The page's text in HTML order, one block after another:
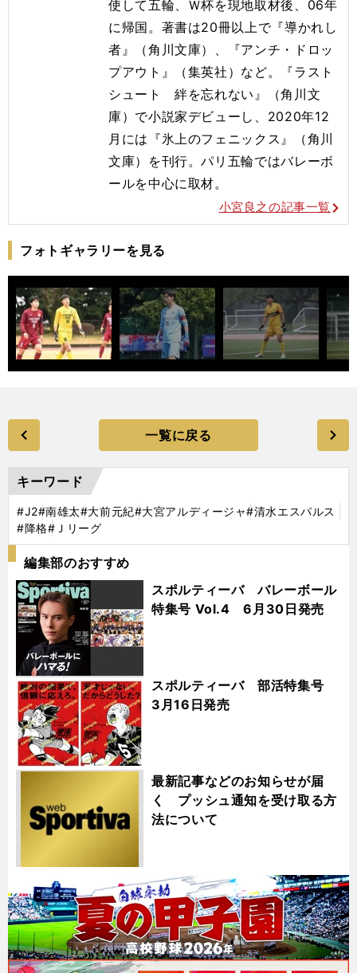
使して五輪、Ｗ杯を現地取材後、06年
に帰国。著書は20冊以上で『導かれし
者』（角川文庫）、『アンチ・ドロッ
プアウト』（集英社）など。『ラスト
シュート 絆を忘れない』（角川文
庫）で小説家デビューし、2020年12
月には『氷上のフェニックス』（角川
文庫）を刊行。パリ五輪ではバレーボ
ールを中心に取材。
小宮良之の記事一覧
フォトギャラリーを見る
一覧に戻る
キーワード
#J2#南雄太#大前元紀#大宮アルディージャ#清水エスパルス
#降格#Ｊリーグ
編集部のおすすめ
スポルティーバ バレーボール
特集号 Vol.4 6月30日発売
スポルティーバ 部活特集号
3月16日発売
最新記事などのお知らせが届
く プッシュ通知を受け取る方
法について